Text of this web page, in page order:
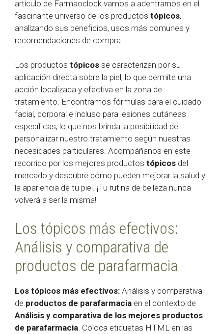
artículo de Farmaoclock vamos a adentrarnos en el
fascinante universo de los productos tópicos,
analizando sus beneficios, usos más comunes y
recomendaciones de compra.
Los productos tópicos se caracterizan por su
aplicación directa sobre la piel, lo que permite una
acción localizada y efectiva en la zona de
tratamiento. Encontramos fórmulas para el cuidado
facial, corporal e incluso para lesiones cutáneas
específicas, lo que nos brinda la posibilidad de
personalizar nuestro tratamiento según nuestras
necesidades particulares. Acompáñanos en este
recorrido por los mejores productos tópicos del
mercado y descubre cómo pueden mejorar la salud y
la apariencia de tu piel. ¡Tu rutina de belleza nunca
volverá a ser la misma!
Los tópicos más efectivos:
Análisis y comparativa de
productos de parafarmacia
Los tópicos más efectivos: Análisis y comparativa
de productos de parafarmacia en el contexto de
Análisis y comparativa de los mejores productos
de parafarmacia . Coloca etiquetas HTML en las